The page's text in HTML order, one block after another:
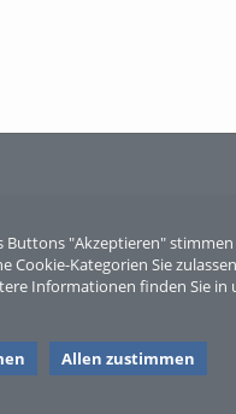
"Akzeptieren"
Cookie-Kategorien Sie
Informationen finden Sie in
Allen zustimmen